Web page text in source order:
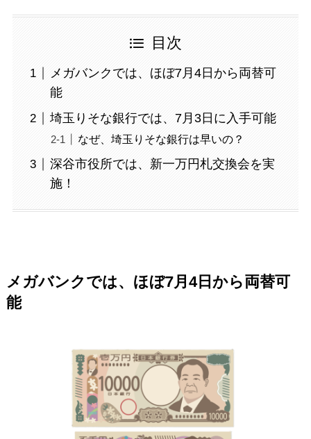
目次
メガバンクでは、ほぼ7月4日から両替可
能
埼玉りそな銀行では、7月3日に入手可能
なぜ、埼玉りそな銀行は早いの？
深谷市役所では、新一万円札交換会を実
施！
メガバンクでは、ほぼ7月4日から両替可
能